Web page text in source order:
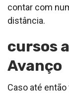
contar com
distância.
cursos
Avanço
Caso até